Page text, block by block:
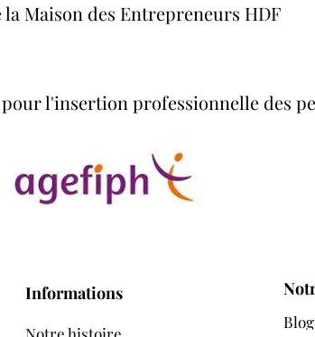
Maison des Entrepreneurs HDF
l'insertion professionnelle des
Informations
Blog